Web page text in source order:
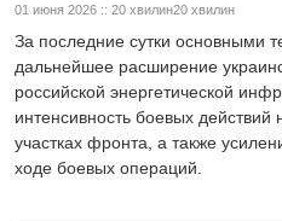
01 июня 2026 :: 20 хвилин20 хвилин
За последние сутки основными
дальнейшее расширение
российской энергетической
интенсивность боевых
участках фронта, а также
ходе боевых операций.